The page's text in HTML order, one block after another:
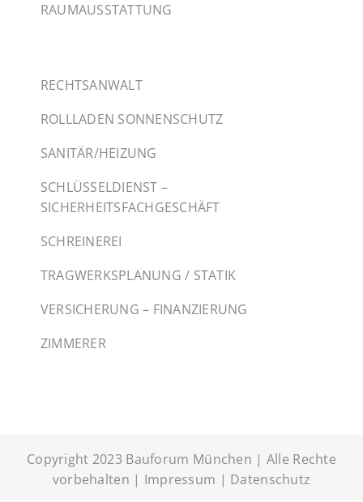
RAUMAUSSTATTUNG
RECHTSANWALT
ROLLLADEN SONNENSCHUTZ
SANITÄR/HEIZUNG
SCHLÜSSELDIENST –
SICHERHEITSFACHGESCHÄFT
SCHREINEREI
TRAGWERKSPLANUNG / STATIK
VERSICHERUNG – FINANZIERUNG
ZIMMERER
Copyright 2023 Bauforum München | Alle Rechte
vorbehalten | Impressum | Datenschutz